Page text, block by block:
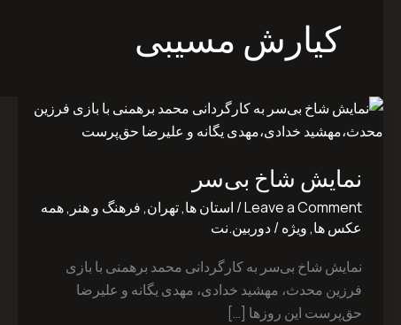
کیارش مسیبی
نمایش شاخ بی‌سر
Leave a Comment
/ استان ها,تهران,فرهنگ و هنر ,همه
عکس ها,ویژه/دوربین.نت
نمایش شاخ بی‌سر به کارگردانی محمد برهمنی با بازی
فرزین ‌محدث، مهشید ‌خدادی، مهدی ‌یگانه و علیرضا
‌حق‌پرست این روزها […]
نمایش
شاخ